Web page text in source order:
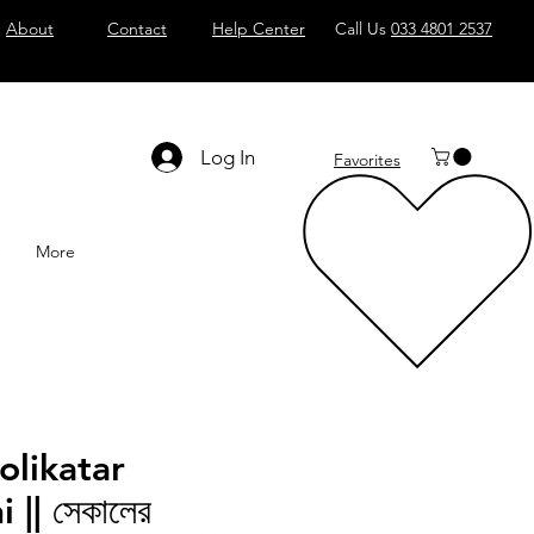
About Contact Help Center Call Us 033 4801 2537
Log In Favorites
More
সেকালের